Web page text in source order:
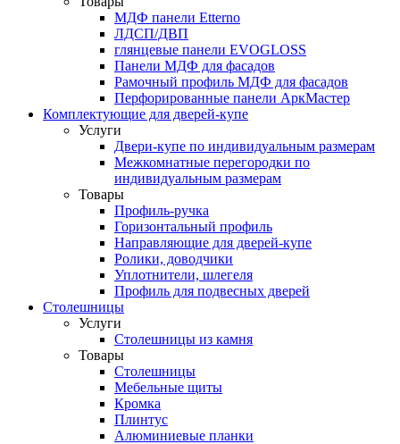
МДФ панели Etterno
ЛДСП/ДВП
глянцевые панели EVOGLOSS
Панели МДФ для фасадов
Рамочный профиль МДФ для фасадов
Перфорированные панели АркМастер
Комплектующие для дверей-купе
Услуги
Двери-купе по индивидуальным размерам
Межкомнатные перегородки по
индивидуальным размерам
Товары
Профиль-ручка
Горизонтальный профиль
Направляющие для дверей-купе
Ролики, доводчики
Уплотнители, шлегеля
Профиль для подвесных дверей
Столешницы
Услуги
Столешницы из камня
Товары
Столешницы
Мебельные щиты
Кромка
Плинтус
Алюминиевые планки